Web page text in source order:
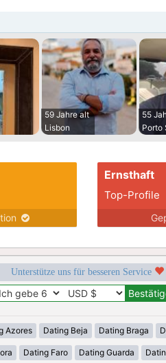
59 Jahre alt
Lisbon
55
Porto
Ernsthaft
Top-Profile
Unterstütze uns für besseren Service
Azores Dating Beja Dating Braga
Dating Faro Dating Guarda